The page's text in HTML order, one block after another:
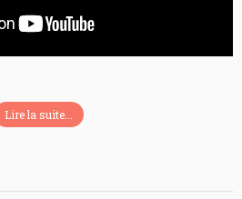
Lire la suite...